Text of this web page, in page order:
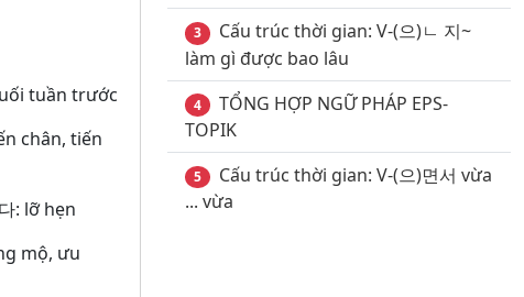
tuần trước
chân, tiến
: lỡ hẹn
mộ, ưu
3
Cấu trúc thời gian: V-(으)ㄴ 지~
làm gì được bao lâu
4
TỔNG HỢP NGỮ PHÁP EPS-
TOPIK
5
Cấu trúc thời gian: V-(으)면서 vừa
... vừa